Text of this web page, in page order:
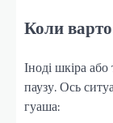
Коли
Іноді шкіра
паузу. Ось
гуаша: